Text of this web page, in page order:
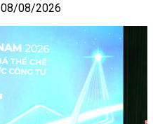
08/08/2026